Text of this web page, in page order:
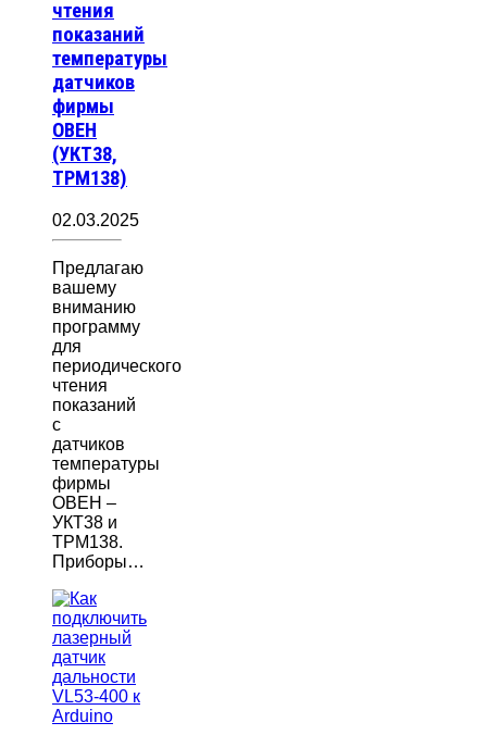
чтения
показаний
температуры
датчиков
фирмы
ОВЕН
(УКТ38,
ТРМ138)
02.03.2025
Предлагаю
вашему
вниманию
программу
для
периодического
чтения
показаний
с
датчиков
температуры
фирмы
ОВЕН –
УКТ38 и
ТРМ138.
Приборы…